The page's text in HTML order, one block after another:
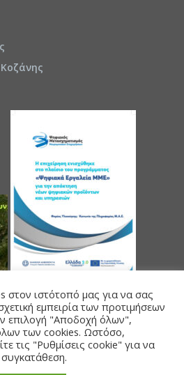
στον ιστότοπό μας για να σας
εμπειρία των προτιμήσεων
επιλογή "Αποδοχή όλων",
των cookies. Ωστόσο,
τις "Ρυθμίσεις cookie" για να